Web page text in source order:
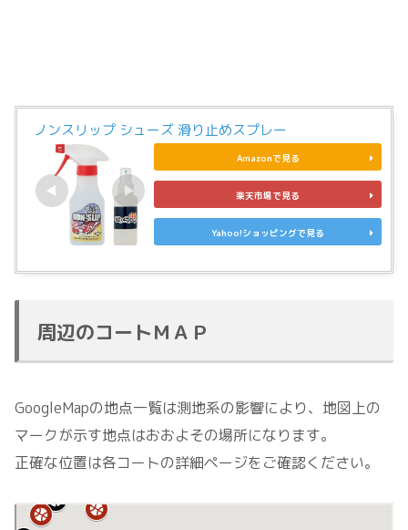
ノンスリップ シューズ 滑り止めスプレー
Amazonで見る
楽天市場で見る
Yahoo!ショッピングで見る
周辺のコートＭＡＰ
GoogleMapの地点一覧は測地系の影響により、地図上の
マークが示す地点はおおよその場所になります。
正確な位置は各コートの詳細ページをご確認ください。